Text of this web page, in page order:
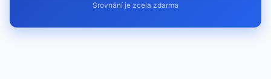
Srovnání je zcela zdarma